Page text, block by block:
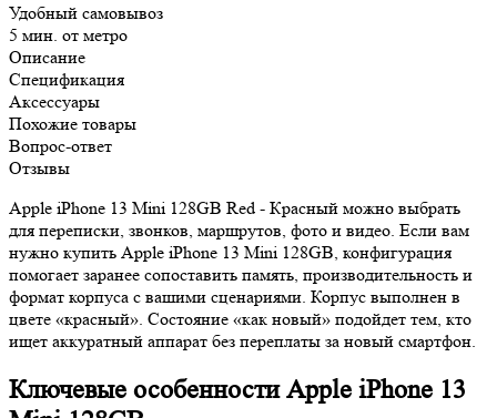
Удобный самовывоз
5 мин. от метро
Описание
Спецификация
Аксессуары
Похожие товары
Вопрос-ответ
Отзывы
Apple iPhone 13 Mini 128GB Red - Красный можно выбрать
для переписки, звонков, маршрутов, фото и видео. Если вам
нужно купить Apple iPhone 13 Mini 128GB, конфигурация
помогает заранее сопоставить память, производительность и
формат корпуса с вашими сценариями. Корпус выполнен в
цвете «красный». Состояние «как новый» подойдет тем, кто
ищет аккуратный аппарат без переплаты за новый смартфон.
Ключевые особенности Apple iPhone 13